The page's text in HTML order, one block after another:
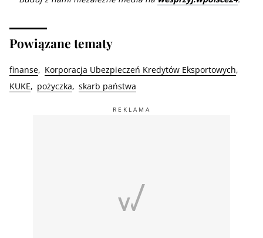
Powiązane tematy
finanse
Korporacja Ubezpieczeń Kredytów Eksportowych
KUKE
pożyczka skarb państwa